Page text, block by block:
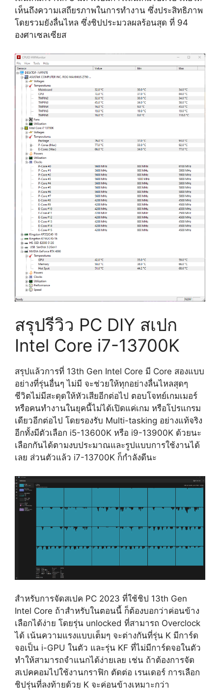
เห็นถึงความเสถียรภาพในการทำงาน ซึ่งประสิทธิภาพ
โดยรวมยังลื่นไหล ซึ่งชิปประมวลผลร้อนสุด ที่ 94
องศาเซลเซียส
สรุปรีวิว PC DIY สเปก
Intel Core i7-13700K
สรุปแล้วการที่ 13th Gen Intel Core มี Core สองแบบ
อย่างที่รุ่นอื่นๆ ไม่มี จะช่วยให้ทุกอย่างลื่นไหลสุดๆ
ชีวิตไม่มีสะดุดให้หัวเสียอีกต่อไป ตอบโจทย์เกมเมอร์
หรือคนทำงานในยุคนี้ไม่ได้เปิดแค่เกม หรือโปรแกรม
เดียวอีกต่อไป โดยรองรับ Multi-tasking อย่างแท้จริง
อีกทั้งมีตัวเลือก i5-13600K หรือ i9-13900K ด้วยนะ
เลือกกันได้ตามงบประมาณและรูปแบบการใช้งานได้
เลย ส่วนตัวแล้ว i7-13700K ก็กำลังดีนะ
สำหรับการจัดสเปค PC 2023 ที่ใช้ชิป 13th Gen
Intel Core ถ้าสำหรับในตอนนี้ ก็ต้องบอกว่าค่อนข้าง
เลือกได้ง่าย โดยรุ่น unlocked ที่สามารถ Overclock
ได้ เน้นความแรงแบบเต็มๆ จะต่างกันที่รุ่น K มีการ์ด
จอเป็น i-GPU ในตัว และรุ่น KF ที่ไม่มีการ์ดจอในตัว
ทำให้สามารถจำแนกได้ง่ายเลย เช่น ถ้าต้องการจัด
สเปคคอมไปใช้งานกราฟิก ตัดต่อ เรนเดอร์ การเลือก
ชิปรุ่นที่ลงท้ายด้วย K จะค่อนข้างเหมาะกว่า